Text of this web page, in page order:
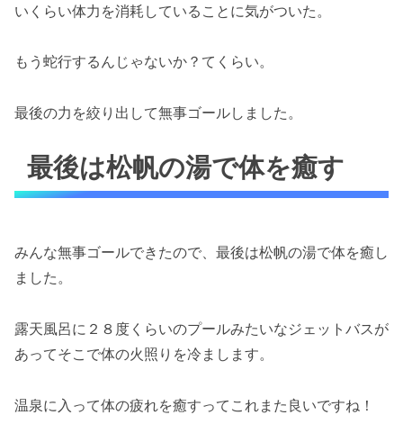
いくらい体力を消耗していることに気がついた。
もう蛇行するんじゃないか？てくらい。
最後の力を絞り出して無事ゴールしました。
最後は松帆の湯で体を癒す
みんな無事ゴールできたので、最後は松帆の湯で体を癒し
ました。
露天風呂に２８度くらいのプールみたいなジェットバスが
あってそこで体の火照りを冷まします。
温泉に入って体の疲れを癒すってこれまた良いですね！